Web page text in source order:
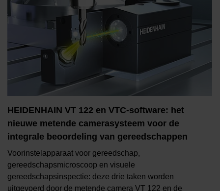
HEIDENHAIN VT 122 en VTC-software: het
nieuwe metende camerasysteem voor de
integrale beoordeling van gereedschappen
Voorinstelapparaat voor gereedschap,
gereedschapsmicroscoop en visuele
gereedschapsinspectie: deze drie taken worden
uitgevoerd door de metende camera VT 122 en de